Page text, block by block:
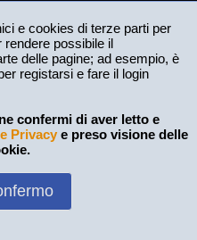
e cookies di terze parti per
possibile il
delle pagine; ad esempio, è
registarsi e fare il login
confermi di aver letto e
Privacy e preso visione delle